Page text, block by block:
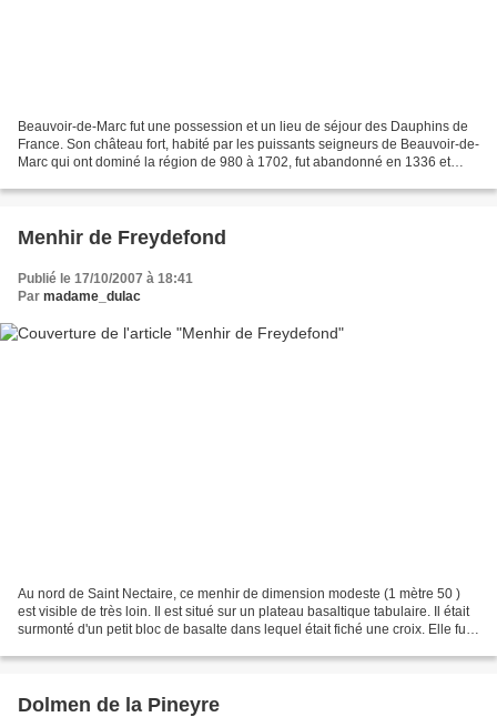
Beauvoir-de-Marc fut une possession et un lieu de séjour des Dauphins de
France. Son château fort, habité par les puissants seigneurs de Beauvoir-de-
Marc qui ont dominé la région de 980 à 1702, fut abandonné en 1336 et
Menhir de Freydefond
Publié le 17/10/2007 à 18:41
Par madame_dulac
Au nord de Saint Nectaire, ce menhir de dimension modeste (1 mètre 50 )
est visible de très loin. Il est situé sur un plateau basaltique tabulaire. Il était
surmonté d'un petit bloc de basalte dans lequel était fiché une croix. Elle fut
Dolmen de la Pineyre